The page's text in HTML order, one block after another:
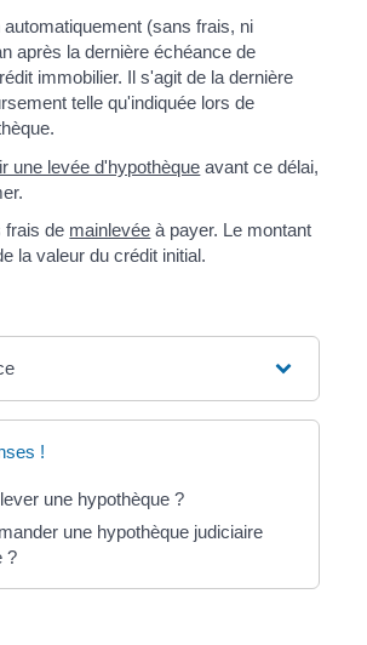
(sans frais, ni
après la dernière échéance de
immobilier. Il s'agit de la dernière
telle qu'indiquée lors de
une levée d'hypothèque avant ce délai,
frais de mainlevée à payer. Le montant
la valeur du crédit initial.
!
une hypothèque ?
une hypothèque judiciaire
?